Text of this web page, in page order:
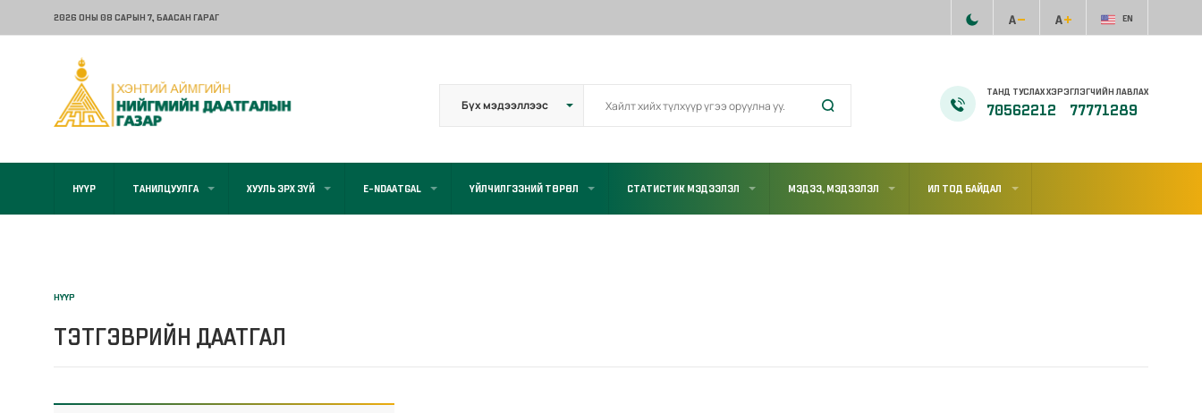
2026 ОНЫ 08 САРЫН 7, БААСАН ГАРАГ EN
ТАНД ТУСЛАХ ХЭРЭГЛЭГЧИЙН ЛАВЛАХ
70562212 77771289
НҮҮР ТАНИЛЦУУЛГА ХУУЛЬ ЭРХ ЗҮЙ E-NDAATGAL ҮЙЛЧИЛГЭЭНИЙ ТӨРӨЛ СТАТИСТИК МЭДЭЭЛЭЛ МЭДЭЭ, МЭДЭЭЛЭЛ ИЛ ТОД БАЙДАЛ
НҮҮР
ТЭТГЭВРИЙН ДААТГАЛ